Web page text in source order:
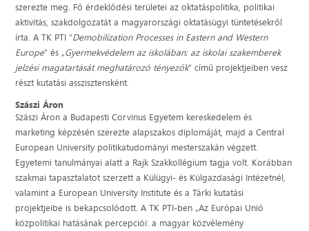
szerezte meg. Fő érdeklődési területei az oktatáspolitika, politikai
aktivitás, szakdolgozatát a magyarországi oktatásügyi tüntetésekről
írta. A TK PTI "Demobilization Processes in Eastern and Western
Europe" és „Gyermekvédelem az iskolában: az iskolai szakemberek
jelzési magatartását meghatározó tényezők” című projektjeiben vesz
részt kutatási asszisztensként.
Szászi Áron
Szászi Áron a Budapesti Corvinus Egyetem kereskedelem és
marketing képzésén szerezte alapszakos diplomáját, majd a Central
European University politikatudományi mesterszakán végzett.
Egyetemi tanulmányai alatt a Rajk Szakkollégium tagja volt. Korábban
szakmai tapasztalatot szerzett a Külügyi- és Külgazdasági Intézetnél,
valamint a European University Institute és a Tárki kutatási
projektjeibe is bekapcsolódott. A TK PTI-ben „Az Európai Unió
közpolitikai hatásának percepciói: a magyar közvélemény